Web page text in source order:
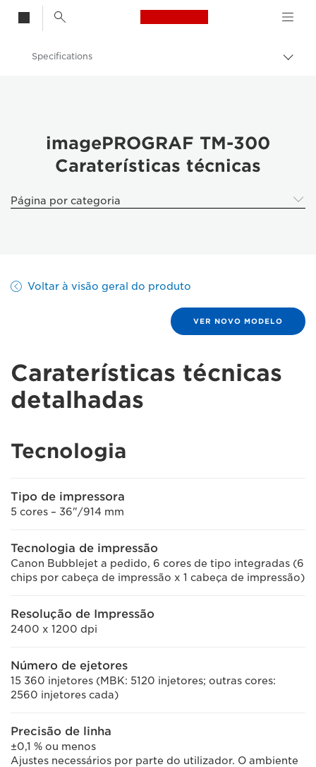
Canon Logo, back
Produtos empresariais
High-Quality Large Format Printers for CAD/GIS and Stunning Graphics
Specifications
imagePROGRAF TM-300
Caraterísticas técnicas
Página por categoria
Voltar à visão geral do produto
VER NOVO MODELO
Caraterísticas técnicas
detalhadas
Tecnologia
Tipo de impressora
5 cores – 36"/914 mm
Tecnologia de impressão
Canon Bubblejet a pedido, 6 cores de tipo integradas (6
chips por cabeça de impressão x 1 cabeça de impressão)
Resolução de Impressão
2400 x 1200 dpi
Número de ejetores
15 360 injetores (MBK: 5120 injetores; outras cores:
2560 injetores cada)
Precisão de linha
±0,1 % ou menos
Ajustes necessários por parte do utilizador. O ambiente